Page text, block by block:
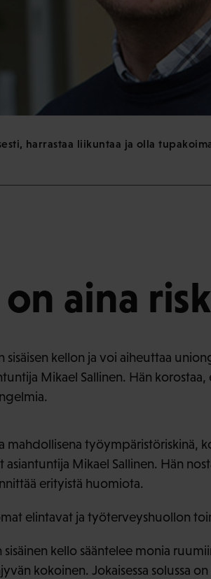
harrastaa liikuntaa ja olla
aina
kellon ja voi aiheuttaa
Mikael Sallinen. Hän
mahdollisena työympäristöriskinä,
Mikael Sallinen. Hän
erityistä huomiota.
elintavat ja työterveyshuollon
sisäinen kello sääntelee monia
kokoinen. Jokaisessa solussa